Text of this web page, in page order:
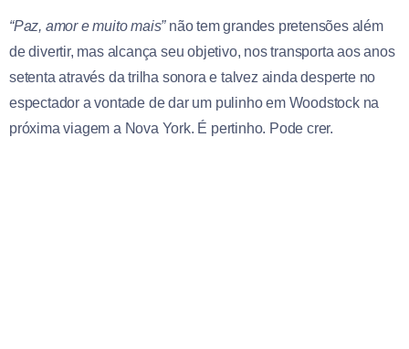
“Paz, amor e muito mais”não tem grandes pretensões além
de divertir, mas alcança seu objetivo, nos transporta aos anos
setenta através da trilha sonora e talvez ainda desperte no
espectador a vontade de dar um pulinho em Woodstock na
próxima viagem a Nova York. É pertinho. Pode crer.